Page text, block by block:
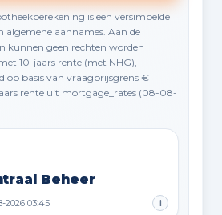
is een versimpelde
algemene aannames. Aan de
kunnen geen rechten worden
10-jaars rente (met NHG),
op basis van vraagprijsgrens €
rente uit mortgage_rates (08-08-
Beheer
2026 03:45 i